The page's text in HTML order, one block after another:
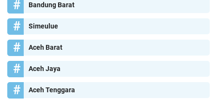
Bandung Barat
Simeulue
Aceh Barat
Aceh Jaya
Aceh Tenggara